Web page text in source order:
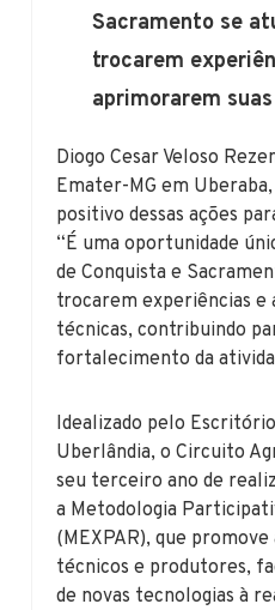
Sacramento se
trocarem
aprimorarem
Diogo Cesar Veloso
Emater-MG em
positivo dessas ações
“É uma oportunidade
de Conquista e
trocarem experiências e
técnicas, contribuindo
fortalecimento da
Idealizado pelo
Uberlândia, o Circuito
seu terceiro ano de
a Metodologia
(MEXPAR), que
técnicos e produtores,
de novas tecnologias à